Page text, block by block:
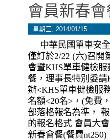
會員新春會
星期三, 2014/01/15
中華民國單車安
僅訂於2/22 (六)召開
會暨KHS單車健檢
餐，理事長特別委
辦<KHS單車健檢服
名額<20名>，(免費
部落格報名為準，
的報名格式 會員大
新春會餐(餐費